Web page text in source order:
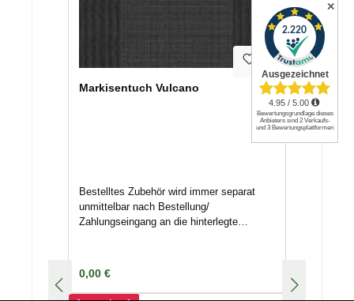
Markisentuch Vulcano
Bestelltes Zubehör wird immer separat
unmittelbar nach Bestellung/
Zahlungseingang an die hinterlegte
Lagerkosten nach sich ziehen. Deswegen
geben Sie uns Bescheid, wenn das
Regulärer Preis:
0,00 €
✕